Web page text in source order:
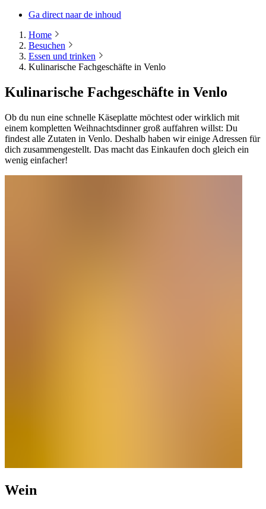
Ga direct naar de inhoud
Home
Besuchen
Essen und trinken
Kulinarische Fachgeschäfte in Venlo
Kulinarische Fachgeschäfte in Venlo
Ob du nun eine schnelle Käseplatte möchtest oder wirklich mit
einem kompletten Weihnachtsdinner groß auffahren willst: Du
findest alle Zutaten in Venlo. Deshalb haben wir einige Adressen für
dich zusammengestellt. Das macht das Einkaufen doch gleich ein
wenig einfacher!
Wein